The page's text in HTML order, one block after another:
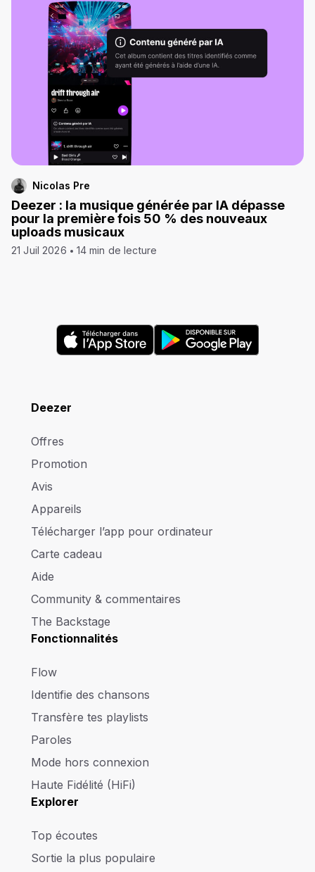
Nicolas Pre
Deezer : la musique générée par IA dépasse
pour la première fois 50 % des nouveaux
uploads musicaux
21 Juil 2026 14 min de lecture
Deezer
Offres
Promotion
Avis
Appareils
Télécharger l’app pour ordinateur
Carte cadeau
Aide
Community & commentaires
The Backstage
Fonctionnalités
Flow
Identifie des chansons
Transfère tes playlists
Paroles
Mode hors connexion
Haute Fidélité (HiFi)
Explorer
Top écoutes
Sortie la plus populaire